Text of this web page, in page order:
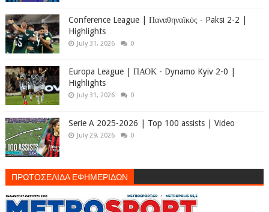
Conference League | Παναθηναϊκός - Paksi 2-2 |
Highlights
July 31, 2026 0
Europa League | ΠΑΟΚ - Dynamo Kyiv 2-0 |
Highlights
July 31, 2026 0
Serie A 2025-2026 | Top 100 assists | Video
July 29, 2026 0
ΠΡΩΤΟΣΕΛΙΔΑ ΕΦΗΜΕΡΙΔΩΝ